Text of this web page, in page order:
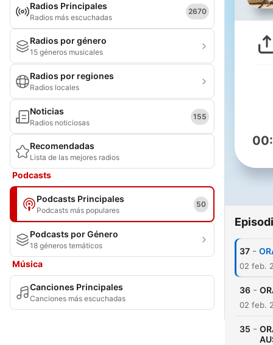
Radios Principales
Radios más escuchadas
2670
Radios por género
15 géneros musicales
Radios por regiones
Radios locales
Noticias
Radios noticiosas
155
Recomendadas
Lista de las mejores radios
Podcasts
Podcasts Principales
Podcasts más populares
50
Podcasts por Género
18 géneros temáticos
Música
Canciones Principales
Canciones más escuchadas
37 -
02 feb.
36 -
02 feb.
35 -